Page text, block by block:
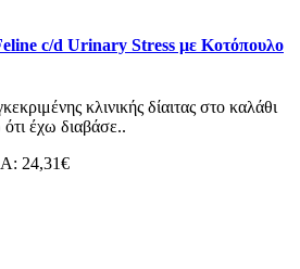
c/d Urinary Stress με Κοτόπουλο
κλινικής δίαιτας στο καλάθι
έχω διαβάσε..
24,31€